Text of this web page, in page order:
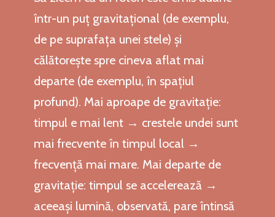
într-un puț gravitațional (de exemplu,
de pe suprafața unei stele) și
călătorește spre cineva aflat mai
departe (de exemplu, în spațiul
profund). Mai aproape de gravitație:
timpul e mai lent → crestele undei sunt
mai frecvente în timpul local →
frecvență mai mare. Mai departe de
gravitație: timpul se accelerează →
aceeași lumină, observată, pare întinsă